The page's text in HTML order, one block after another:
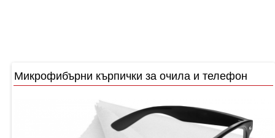
Микрофибърни кърпички за очила и телефон